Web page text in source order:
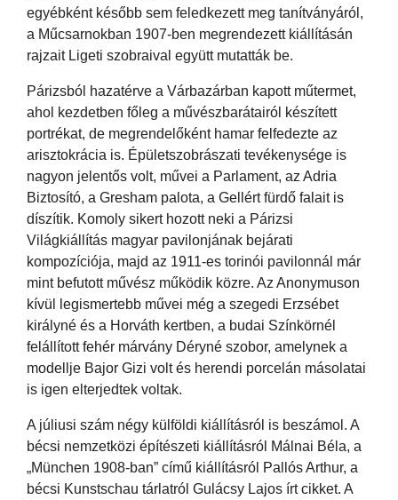
egyébként később sem feledkezett meg tanítványáról,
a Műcsarnokban 1907-ben megrendezett kiállításán
rajzait Ligeti szobraival együtt mutatták be.
Párizsból hazatérve a Várbazárban kapott műtermet,
ahol kezdetben főleg a művészbarátairól készített
portrékat, de megrendelőként hamar felfedezte az
arisztokrácia is. Épületszobrászati tevékenysége is
nagyon jelentős volt, művei a Parlament, az Adria
Biztosító, a Gresham palota, a Gellért fürdő falait is
díszítik. Komoly sikert hozott neki a Párizsi
Világkiállítás magyar pavilonjának bejárati
kompozíciója, majd az 1911-es torinói pavilonnál már
mint befutott művész működik közre. Az Anonymuson
kívül legismertebb művei még a szegedi Erzsébet
királyné és a Horváth kertben, a budai Színkörnél
felállított fehér márvány Déryné szobor, amelynek a
modellje Bajor Gizi volt és herendi porcelán másolatai
is igen elterjedtek voltak.
A júliusi szám négy külföldi kiállításról is beszámol. A
bécsi nemzetközi építészeti kiállításról Málnai Béla, a
„München 1908-ban” című kiállításról Pallós Arthur, a
bécsi Kunstschau tárlatról Gulácsy Lajos írt cikket. A